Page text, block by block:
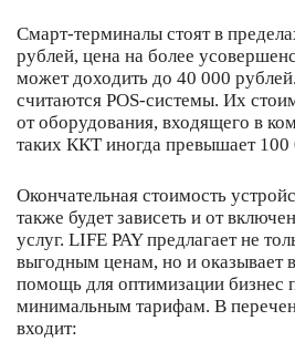
Смарт-терминалы стоят в
рублей, цена на более
может доходить до 40 000
считаются POS-системы. Их
от оборудования, входящего в
таких ККТ иногда превышает 100
Окончательная стоимость
также будет зависеть и от
услуг. LIFE PAY предлагает не
выгодным ценам, но и оказывает
помощь для оптимизации бизнес
минимальным тарифам. В
входит: